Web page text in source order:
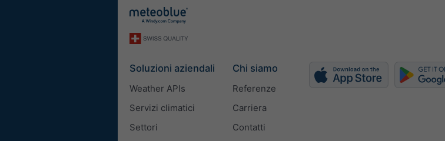
Soluzioni aziendali
Weather APIs
Servizi climatici
Settori
Chi siamo
Referenze
Carriera
Contatti